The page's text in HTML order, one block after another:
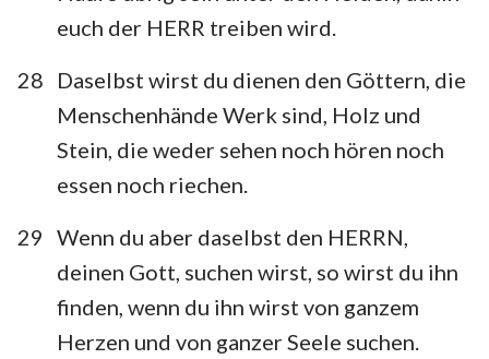
euch der HERR treiben wird.
28
Daselbst wirst du dienen den Göttern, die
Menschenhände Werk sind, Holz und
Stein, die weder sehen noch hören noch
essen noch riechen.
29 Wenn du aber daselbst den HERRN,
deinen Gott, suchen wirst, so wirst du ihn
finden, wenn du ihn wirst von ganzem
Herzen und von ganzer Seele suchen.